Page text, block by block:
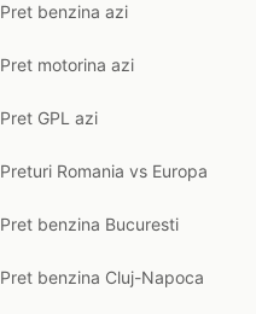
Pret benzina azi
Pret motorina azi
Pret GPL azi
Preturi Romania vs Europa
Pret benzina Bucuresti
Pret benzina Cluj-Napoca